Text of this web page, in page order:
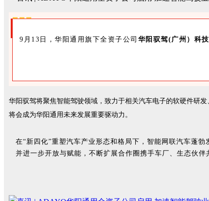
9月13日，华阳通用旗下全资子公司 华阳驭驾(广州）科
华阳驭驾将聚焦智能驾驶领域，致力于相关汽车电子的软硬件研
将会成为华阳通用未来发展重要驱动力。
在“新四化”重塑汽车产业形态和格局下，智能网联汽车蓬
并进一步开放与赋能，不断扩展合作圈携手车厂、生态伙伴